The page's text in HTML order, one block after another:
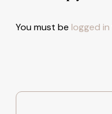
You must be logged in